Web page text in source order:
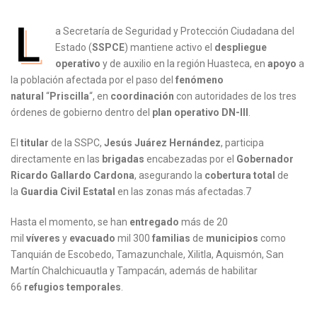
L
a Secretaría de Seguridad y Protección Ciudadana del
Estado (SSPCE) mantiene activo el despliegue
operativo y de auxilio en la región Huasteca, en apoyo a
la población afectada por el paso del fenómeno
natural “Priscilla“, en coordinación con autoridades de los tres
órdenes de gobierno dentro del plan operativo DN-III
El titular de la SSPC, Jesús Juárez Hernández, participa
directamente en las brigadas encabezadas por el Gobernador
Ricardo Gallardo Cardona, asegurando la cobertura total de
la Guardia Civil Estatal en las zonas más afectadas.7
Hasta el momento, se han entregado más de 20
mil víveres y evacuado mil 300 familias de municipios como
Tanquián de Escobedo, Tamazunchale, Xilitla, Aquismón, San
Martín Chalchicuautla y Tampacán, además de habilitar
66 refugios temporales